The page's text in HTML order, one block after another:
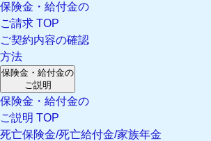
保険金・給付金の
ご請求 TOP
ご契約内容の確認
方法
保険金・給付金の
ご説明
保険金・給付金の
ご説明 TOP
死亡保険金/死亡給付金/家族年金